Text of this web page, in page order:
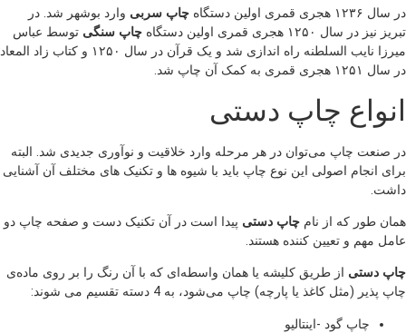
در سال ۱۲۳۶ هجری قمری اولین دستگاه چاپ سربی وارد بوشهر شد. در
تبریز نیز در سال ۱۲۵۰ هجری قمری اولین دستگاه
چاپ سنگی توسط عباس
میرزا نایب السلطنه راه اندازی شد و یک قرآن در سال ۱۲۵۰ و کتاب زاد المعاد
در سال ۱۲۵۱ هجری قمری به کمک آن چاپ شد.
انواع چاپ دستی
در صنعت چاپ می‌توان در هر مرحله وارد خلاقیت و نوآوری جدیدی شد. البته
برای انجام اصولی این نوع چاپ باید با شیوه ها و تکنیک های مختلف آن آشنایی
داشت.
همان طور که از نام چاپ دستی پیدا است در آن تکنیک دست و صفحه چاپ دو
عامل مهم و تعیین کننده هستند.
چاپ دستی از طریق کلیشه یا همان واسطه‌ای که با آن رنگ را بر روی ماده‌‌ی
چاپ پذیر (مثل کاغذ یا پارچه) چاپ می‌شود، به 4 دسته تقسیم می شوند:
چاپ گود -اینتالیو